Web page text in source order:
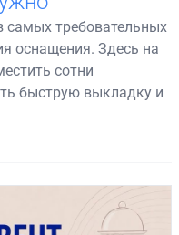
самых требовательных
оснащения. Здесь на
сотни
быструю выкладку и